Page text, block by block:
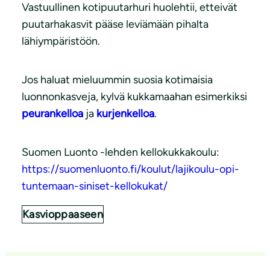
Vastuullinen kotipuutarhuri huolehtii, etteivät
puutarhakasvit pääse leviämään pihalta
lähiympäristöön.
Jos haluat mieluummin suosia kotimaisia
luonnonkasveja, kylvä kukkamaahan esimerkiksi
peurankelloa ja kurjenkelloa.
Suomen Luonto -lehden kellokukkakoulu:
https://suomenluonto.fi/koulut/lajikoulu-opi-
tuntemaan-siniset-kellokukat/
Kasvioppaaseen